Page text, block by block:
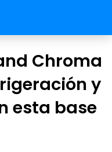
Chroma
y
esta base